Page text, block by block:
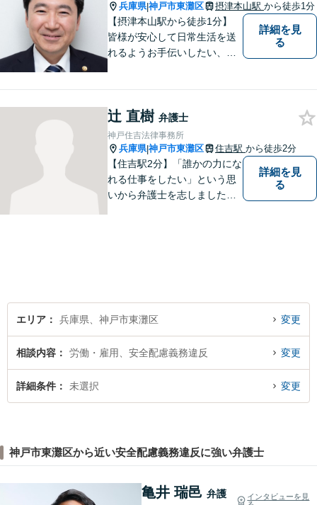
兵庫県|神戸市東灘区 摂津本山駅 から徒歩1分
【摂津本山駅から徒歩1分】
皆様が安心して日常生活を送
れるようお手伝いしたい、皆
たら、お気軽にご相談くださ
い。
詳細を見
る
辻 直樹 弁護士
神戸住吉法律事務所
兵庫県|神戸市東灘区 住吉駅 から徒歩2分
【住吉駅2分】「誰かの力にな
れる仕事をしたい」という思
いから弁護士を志しました。
詳細を見
る
エリア 兵庫県、神戸市東灘区 変更
相談内容 労働・雇用、安全配慮義務違反 変更
詳細条件 未選択 変更
神戸市東灘区から近い安全配慮義務違反に強い弁護士
亀井 瑞邑 弁護
インタビューを見